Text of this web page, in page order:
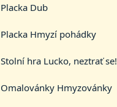
Placka Dub
Placka Hmyzí pohádky
Stolní hra Lucko, neztrať se!
Omalovánky Hmyzovánky